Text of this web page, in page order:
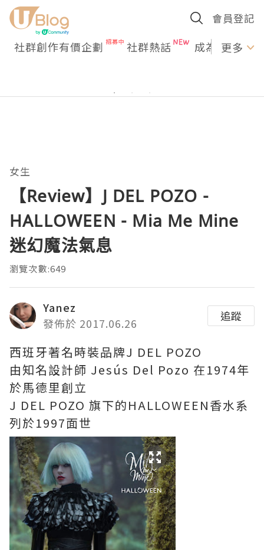
會員登記
社群創作有價企劃 社群熱話 成為U更多
女生
【Review】J DEL POZO -
HALLOWEEN - Mia Me Mine
迷幻魔法氣息
瀏覽次數:649
Yanez
發佈於 2017.06.26
追蹤
西班牙著名時裝品牌J DEL POZO
由知名設計師 Jesús Del Pozo 在1974年
於馬德里創立
J DEL POZO 旗下的HALLOWEEN香水系
列於1997面世